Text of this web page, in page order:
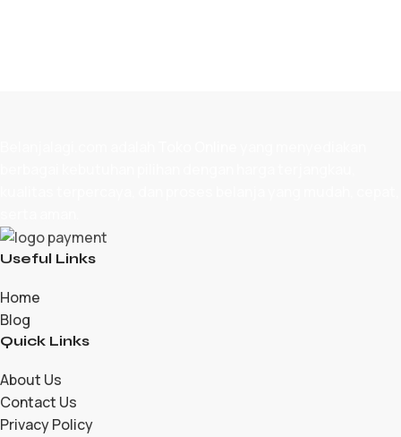
Useful Links
Home
Blog
Quick Links
About Us
Contact Us
Privacy Policy